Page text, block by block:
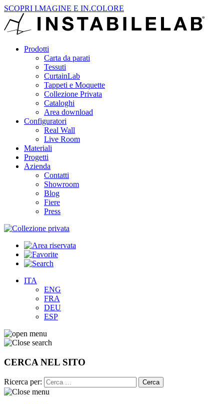
SCOPRI I.MAGINE E IN.COLORE
Prodotti
Carta da parati
Tessuti
CurtainLab
Tappeti e Moquette
Collezione Privata
Cataloghi
Area download
Configuratori
Real Wall
Live Room
Materiali
Progetti
Azienda
Contatti
Showroom
Blog
Fiere
Press
ITA
ENG
FRA
DEU
ESP
CERCA NEL SITO
Ricerca per: